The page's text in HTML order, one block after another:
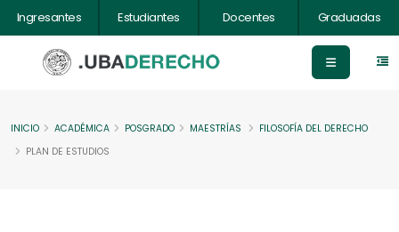
Ingresantes Estudiantes Docentes Graduadas
INICIO ACADÉMICA POSGRADO MAESTRÍAS
FILOSOFÍA DEL DERECHO
PLAN DE ESTUDIOS